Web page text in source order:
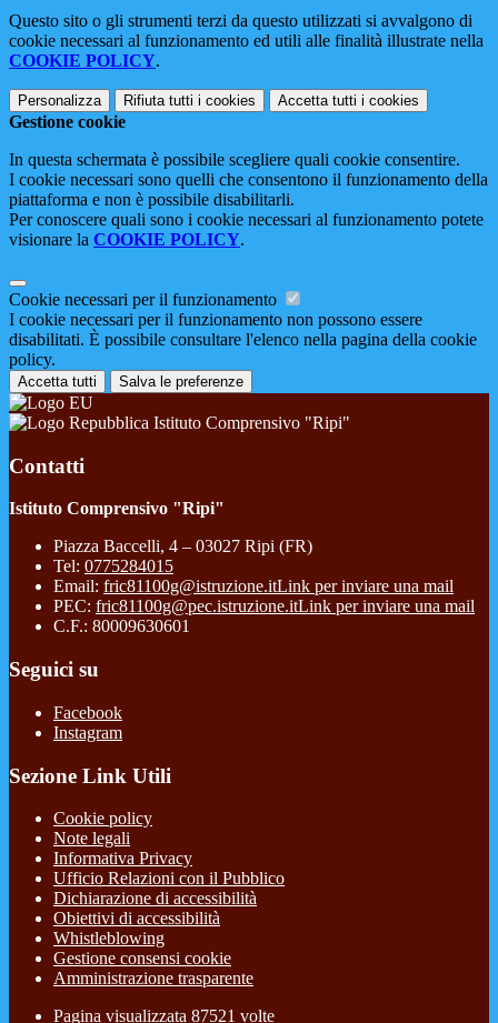
Questo sito o gli strumenti terzi da questo utilizzati si avvalgono di
cookie necessari al funzionamento ed utili alle finalità illustrate nella
COOKIE POLICY.
Personalizza Rifiuta tutti i cookies Accetta tutti i cookies
Gestione cookie
In questa schermata è possibile scegliere quali cookie consentire.
I cookie necessari sono quelli che consentono il funzionamento della
piattaforma e non è possibile disabilitarli.
Per conoscere quali sono i cookie necessari al funzionamento potete
visionare la COOKIE POLICY.
Cookie necessari per il funzionamento
I cookie necessari per il funzionamento non possono essere
disabilitati. È possibile consultare l'elenco nella pagina della cookie
policy.
Accetta tutti Salva le preferenze
Istituto Comprensivo "Ripi"
Contatti
Istituto Comprensivo "Ripi"
Piazza Baccelli, 4 – 03027 Ripi (FR)
Tel: 0775284015
Email: fric81100g@istruzione.itLink per inviare una mail
PEC: fric81100g@pec.istruzione.itLink per inviare una mail
C.F.: 80009630601
Seguici su
Facebook
Instagram
Sezione Link Utili
Cookie policy
Note legali
Informativa Privacy
Ufficio Relazioni con il Pubblico
Dichiarazione di accessibilità
Obiettivi di accessibilità
Whistleblowing
Gestione consensi cookie
Amministrazione trasparente
Pagina visualizzata 87521 volte